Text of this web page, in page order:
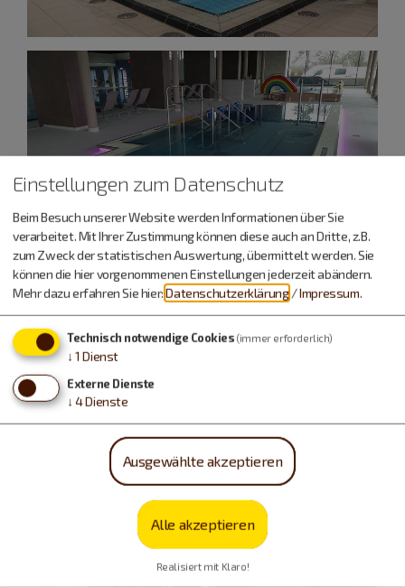
Einstellungen zum Datenschutz
Beim Besuch unserer Website werden Informationen über Sie
verarbeitet. Mit Ihrer Zustimmung können diese auch an Dritte, z.B.
zum Zweck der statistischen Auswertung, übermittelt werden. Sie
können die hier vorgenommenen Einstellungen jederzeit abändern.
Mehr dazu erfahren Sie hier:Datenschutzerklärung /Impressum.
Technisch notwendige Cookies (immer erforderlich)
↓ 1 Dienst
Externe Dienste
↓ 4Dienste
Ausgewählte akzeptieren
Alle akzeptieren
Realisiert mit Klaro!